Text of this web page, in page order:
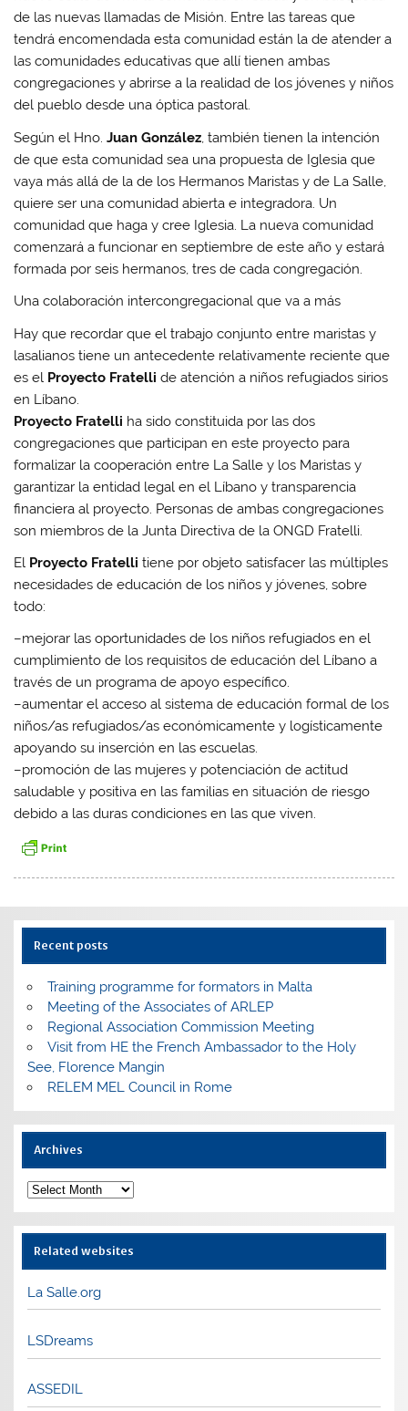
de las nuevas llamadas de Misión. Entre las tareas que
tendrá encomendada esta comunidad están la de atender a
las comunidades educativas que allí tienen ambas
congregaciones y abrirse a la realidad de los jóvenes y niños
del pueblo desde una óptica pastoral.
Según el Hno.Juan González, también tienen la intención
de que esta comunidad sea una propuesta de Iglesia que
vaya más allá de la de los Hermanos Maristas y de La Salle,
quiere ser una comunidad abierta e integradora. Un
comunidad que haga y cree Iglesia. La nueva comunidad
comenzará a funcionar en septiembre de este año y estará
formada por seis hermanos, tres de cada congregación.
Una colaboración intercongregacional que va a más
Hay que recordar que el trabajo conjunto entre maristas y
lasalianos tiene un antecedente relativamente reciente que
es el Proyecto Fratelli de atención a niños refugiados sirios
en Líbano.
Proyecto Fratelli ha sido constituida por las dos
congregaciones que participan en este proyecto para
formalizar la cooperación entre La Salle y los Maristas y
garantizar la entidad legal en el Líbano y transparencia
financiera al proyecto. Personas de ambas congregaciones
son miembros de la Junta Directiva de la ONGD Fratelli.
El Proyecto Fratelli tiene por objeto satisfacer las múltiples
necesidades de educación de los niños y jóvenes, sobre
todo:
–mejorar las oportunidades de los niños refugiados en el
cumplimiento de los requisitos de educación del Líbano a
través de un programa de apoyo específico.
–aumentar el acceso al sistema de educación formal de los
niños/as refugiados/as económicamente y logísticamente
apoyando su inserción en las escuelas.
–promoción de las mujeres y potenciación de actitud
saludable y positiva en las familias en situación de riesgo
debido a las duras condiciones en las que viven.
Recent posts
Training programme for formators in Malta
Meeting of the Associates of ARLEP
Regional Association Commission Meeting
Visit from HE the French Ambassador to the Holy
See, Florence Mangin
RELEM MEL Council in Rome
Archives
Archives
Related websites
La Salle.org
LSDreams
ASSEDIL